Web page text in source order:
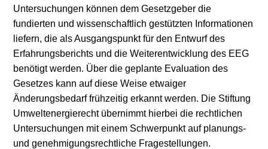
Untersuchungen können dem Gesetzgeber die
fundierten und wissenschaftlich gestützten Informationen
liefern, die als Ausgangspunkt für den Entwurf des
Erfahrungsberichts und die Weiterentwicklung des EEG
benötigt werden. Über die geplante Evaluation des
Gesetzes kann auf diese Weise etwaiger
Änderungsbedarf frühzeitig erkannt werden. Die Stiftung
Umweltenergierecht übernimmt hierbei die rechtlichen
Untersuchungen mit einem Schwerpunkt auf planungs-
und genehmigungsrechtliche Fragestellungen.